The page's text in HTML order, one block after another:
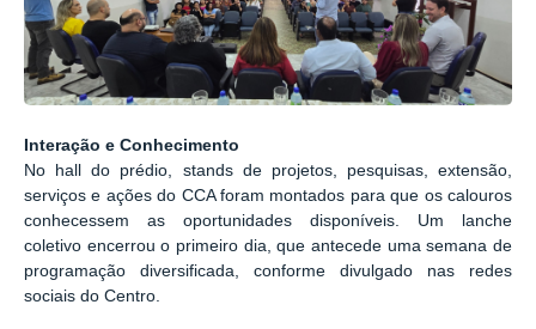
Interação e Conhecimento
No
hall do prédio, stands de projetos, pesquisas, extensão,
serviços e ações do CCA foram montados para que os calouros
conhecessem as oportunidades disponíveis. Um
lanche
coletivo encerrou o primeiro dia, que antecede uma semana de
programação diversificada, conforme divulgado nas redes
sociais do Centro.